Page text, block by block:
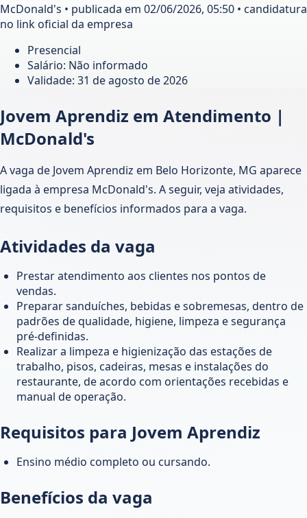
McDonald's • publicada em 02/06/2026, 05:50 • candidatura
no link oficial da empresa
Presencial
Salário: Não informado
Validade: 31 de agosto de 2026
Jovem Aprendiz em Atendimento |
McDonald's
A vaga de Jovem Aprendiz em Belo Horizonte, MG aparece
ligada à empresa McDonald's. A seguir, veja atividades,
requisitos e benefícios informados para a vaga.
Atividades da vaga
Prestar atendimento aos clientes nos pontos de
vendas.
Preparar sanduíches, bebidas e sobremesas, dentro de
padrões de qualidade, higiene, limpeza e segurança
pré-definidas.
Realizar a limpeza e higienização das estações de
trabalho, pisos, cadeiras, mesas e instalações do
restaurante, de acordo com orientações recebidas e
manual de operação.
Requisitos para Jovem Aprendiz
Ensino médio completo ou cursando.
Benefícios da vaga